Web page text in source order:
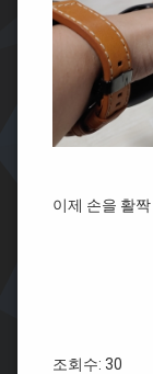
이제 손을 활
조회수: 30